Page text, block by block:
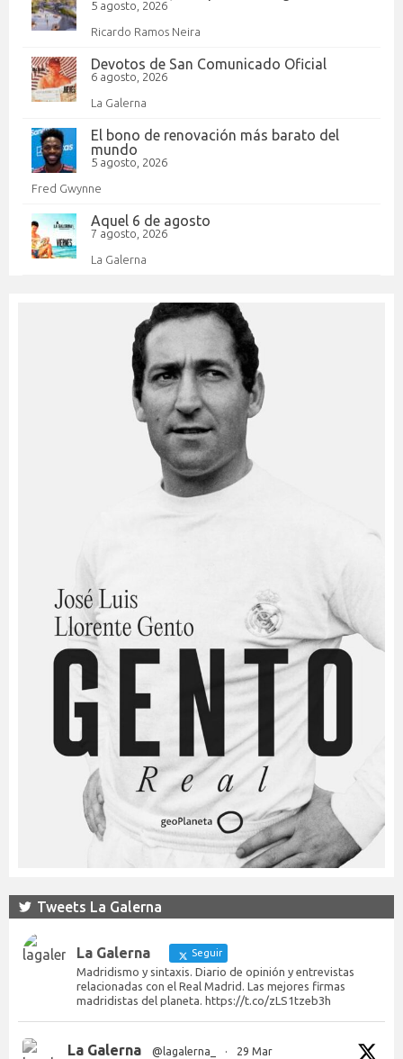
5 agosto, 2026
Ricardo Ramos Neira
Devotos de San Comunicado Oficial
6 agosto, 2026
La Galerna
El bono de renovación más barato del
mundo
5 agosto, 2026
Fred Gwynne
Aquel 6 de agosto
7 agosto, 2026
La Galerna
Tweets La Galerna
La Galerna Seguir
Madridismo y sintaxis. Diario de opinión y entrevistas
relacionadas con el Real Madrid. Las mejores firmas
madridistas del planeta. https://t.co/zLS1tzeb3h
La Galerna @lagalerna_ · 29 Mar